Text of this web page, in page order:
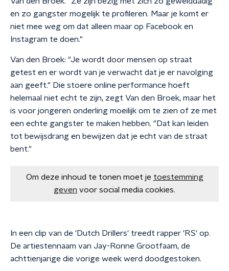
en zo gangster mogelijk te profileren. Maar je komt er
niet mee weg om dat alleen maar op Facebook en
Instagram te doen."
Van den Broek: "Je wordt door mensen op straat
getest en er wordt van je verwacht dat je er navolging
aan geeft." Die stoere online performance hoeft
helemaal niet echt te zijn, zegt Van den Broek, maar het
is voor jongeren onderling moeilijk om te zien of ze met
een echte gangster te maken hebben. "Dat kan leiden
tot bewijsdrang en bewijzen dat je echt van de straat
bent."
Om deze inhoud te tonen moet je toestemming
geven voor social media cookies.
In een clip van de 'Dutch Drillers' treedt rapper 'RS' op.
De artiestennaam van Jay-Ronne Grootfaam, de
achttienjarige die vorige week werd doodgestoken.